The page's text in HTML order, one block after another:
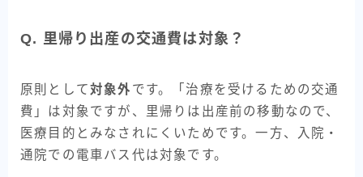
Q. 里帰り出産の交通費は対象？
原則として対象外 です。「治療を受けるための交通
費」は対象ですが、里帰りは出産前の移動なので、
医療目的とみなされにくいためです。一方、入院・
通院での電車バス代は対象です。